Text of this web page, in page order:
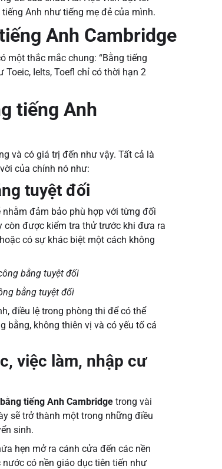
Anh như tiếng mẹ đẻ của mình.
Anh Cambridge
một thắc mắc chung: “Bằng tiếng
Toeic, Ielts, Toefl chỉ có thời hạn 2
tiếng Anh
và có giá trị đến như vậy. Tất cả là
của chính nó như:
tuyệt đối
đảm bảo phù hợp với từng đối
còn được kiểm tra thử trước khi đưa ra
có sự khác biệt một cách không
bằng tuyệt đối
điều lệ trong phòng thi để có thể
bằng, không thiên vị và có yếu tố cá
việc làm, nhập cư
bằng tiếng Anh Cambridge trong vài
sẽ trở thành một trong những điều
sinh.
hẹn mở ra cánh cửa đến các nền
có nền giáo dục tiên tiến như